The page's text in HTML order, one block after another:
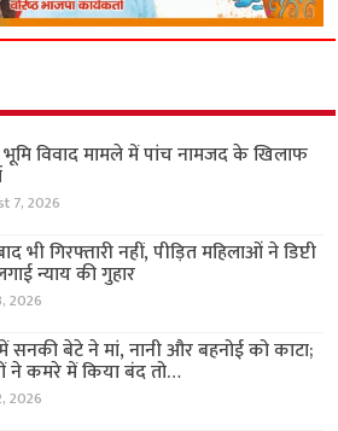
विवाद मामले में पांच नामजद के खिलाफ
7, 2026
भी गिरफ्तारी नहीं, पीड़ित महिलाओं ने डिप्टी
न्याय की गुहार
2026
बेटे ने मां, नानी और बहनोई को काटा;
ने कमरे में किया बंद तो…
2026